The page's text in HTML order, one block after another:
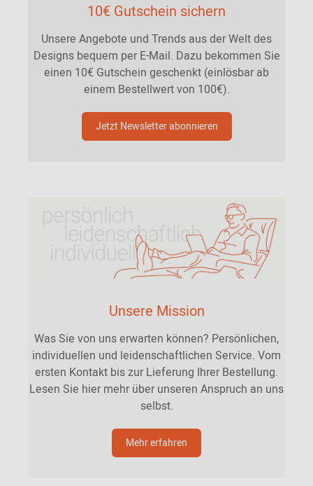
10€ Gutschein sichern
Unsere Angebote und Trends aus der Welt des
Designs bequem per E-Mail. Dazu bekommen Sie
einen 10€ Gutschein geschenkt (einlösbar ab
einem Bestellwert von 100€).
Jetzt Newsletter abonnieren
Unsere Mission
Was Sie von uns erwarten können? Persönlichen,
individuellen und leidenschaftlichen Service. Vom
ersten Kontakt bis zur Lieferung Ihrer Bestellung.
Lesen Sie hier mehr über unseren Anspruch an uns
selbst.
Mehr erfahren